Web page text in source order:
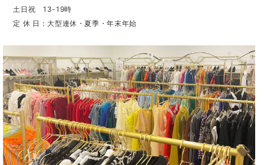
土日祝 13-19時
定 休 日：大型連休・夏季・年末年始